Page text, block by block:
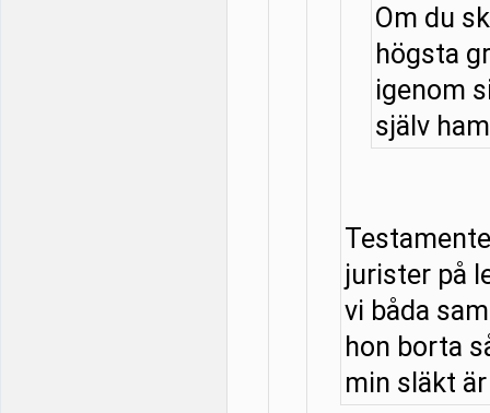
Om du
högsta
igenom
själv
jurister på
vi båda
hon borta
min släkt